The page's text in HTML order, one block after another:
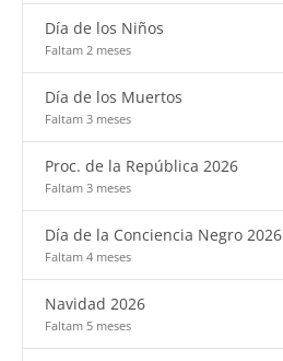
Día de los Niños
Faltam 2 meses
Día de los Muertos
Faltam 3 meses
Proc. de la República 2026
Faltam 3 meses
Día de la Conciencia Negro 2026
Faltam 4 meses
Navidad 2026
Faltam 5 meses